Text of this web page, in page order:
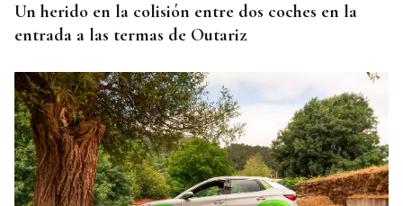
Un herido en la colisión entre dos coches en la
entrada a las termas de Outariz